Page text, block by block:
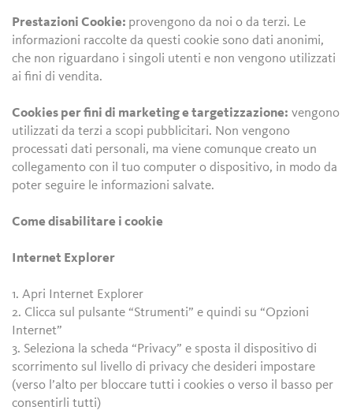
Prestazioni Cookie: provengono da noi o da terzi. Le
informazioni raccolte da questi cookie sono dati anonimi,
che non riguardano i singoli utenti e non vengono utilizzati
ai fini di vendita.
Cookies per fini di marketing e targetizzazione: vengono
utilizzati da terzi a scopi pubblicitari. Non vengono
processati dati personali, ma viene comunque creato un
collegamento con il tuo computer o dispositivo, in modo da
poter seguire le informazioni salvate.
Come disabilitare i cookie
Internet Explorer
1. Apri Internet Explorer
2. Clicca sul pulsante “Strumenti” e quindi su “Opzioni
Internet”
3. Seleziona la scheda “Privacy” e sposta il dispositivo di
scorrimento sul livello di privacy che desideri impostare
(verso l’alto per bloccare tutti i cookies o verso il basso per
consentirli tutti)